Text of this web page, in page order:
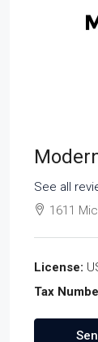
See all
1611
License:
Tax